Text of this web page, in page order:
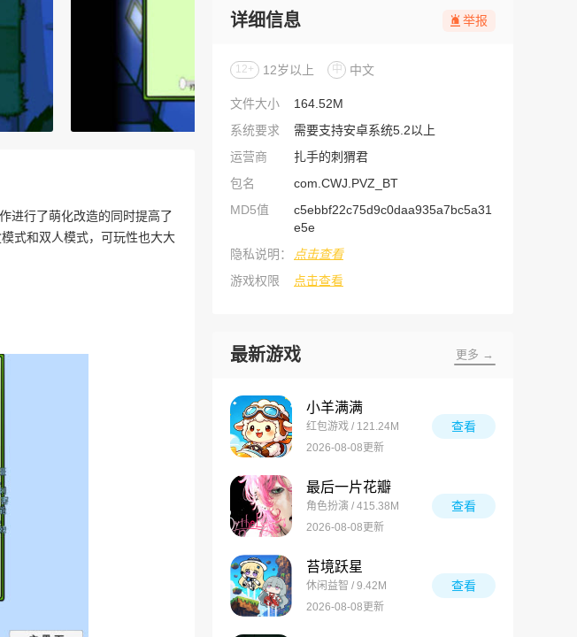
进行了萌化改造的同时提高了
式和双人模式，可玩性也大大
详细信息 举报
12+ 12岁以上 中 中文
文件大小
164.52M
系统要求
需要支持安卓系统5.2以上
运营商
扎手的刺猬君
包名
com.CWJ.PVZ_BT
MD5值
c5ebbf22c75d9c0daa935a7bc5a31
e5e
隐私说明：
点击查看
游戏权限
点击查看
最新游戏 更多 →
小羊满满
红包游戏 / 121.24M
2026-08-08更新
查看
最后一片花瓣
角色扮演 / 415.38M
2026-08-08更新
查看
苔境跃星
休闲益智 / 9.42M
2026-08-08更新
查看